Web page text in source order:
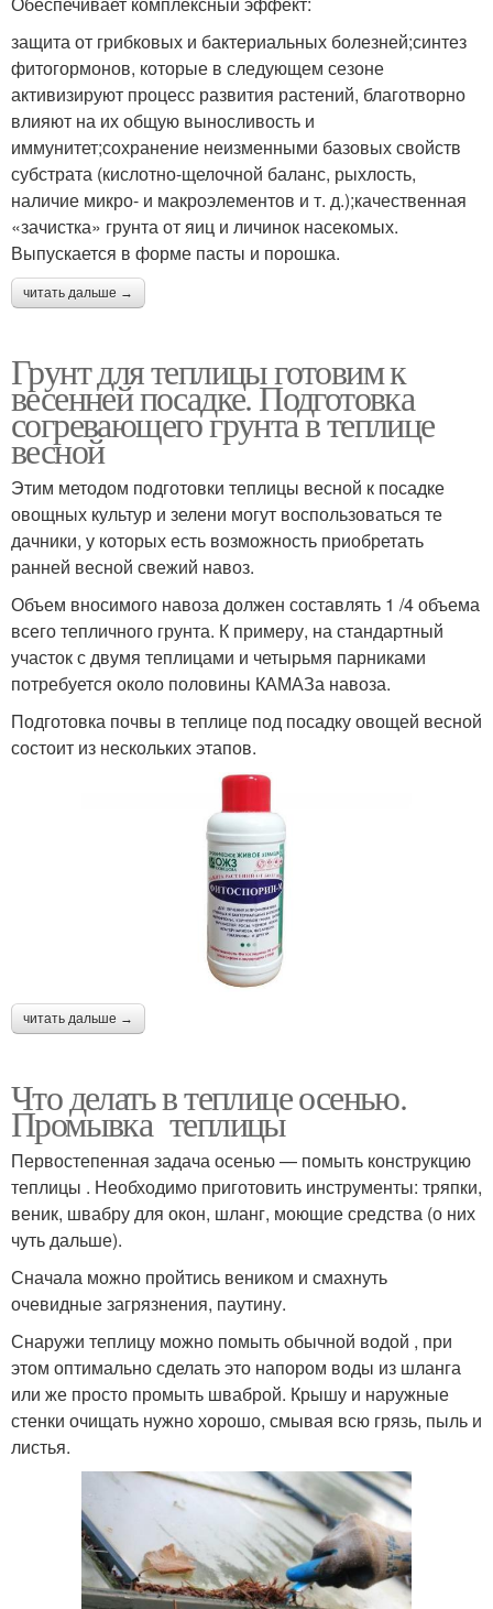
защита от грибковых и бактериальных болезней;синтез
фитогормонов, которые в следующем сезоне
активизируют процесс развития растений, благотворно
влияют на их общую выносливость и
иммунитет;сохранение неизменными базовых свойств
субстрата (кислотно-щелочной баланс, рыхлость,
наличие микро- и макроэлементов и т. д.);качественная
«зачистка» грунта от яиц и личинок насекомых.
Выпускается в форме пасты и порошка.
читать дальше →
Грунт для теплицы готовим к
весенней посадке. Подготовка
согревающего грунта в теплице
весной
Этим методом подготовки теплицы весной к посадке
овощных культур и зелени могут воспользоваться те
дачники, у которых есть возможность приобретать
ранней весной свежий навоз.
Объем вносимого навоза должен составлять 1 /4 объема
всего тепличного грунта. К примеру, на стандартный
участок с двумя теплицами и четырьмя парниками
потребуется около половины КАМАЗа навоза.
Подготовка почвы в теплице под посадку овощей весной
состоит из нескольких этапов.
читать дальше →
Что делать в теплице осенью.
Промывка теплицы
Первостепенная задача осенью — помыть конструкцию
теплицы . Необходимо приготовить инструменты: тряпки,
веник, швабру для окон, шланг, моющие средства (о них
чуть дальше).
Сначала можно пройтись веником и смахнуть
очевидные загрязнения, паутину.
Снаружи теплицу можно помыть обычной водой , при
этом оптимально сделать это напором воды из шланга
или же просто промыть шваброй. Крышу и наружные
стенки очищать нужно хорошо, смывая всю грязь, пыль и
листья.